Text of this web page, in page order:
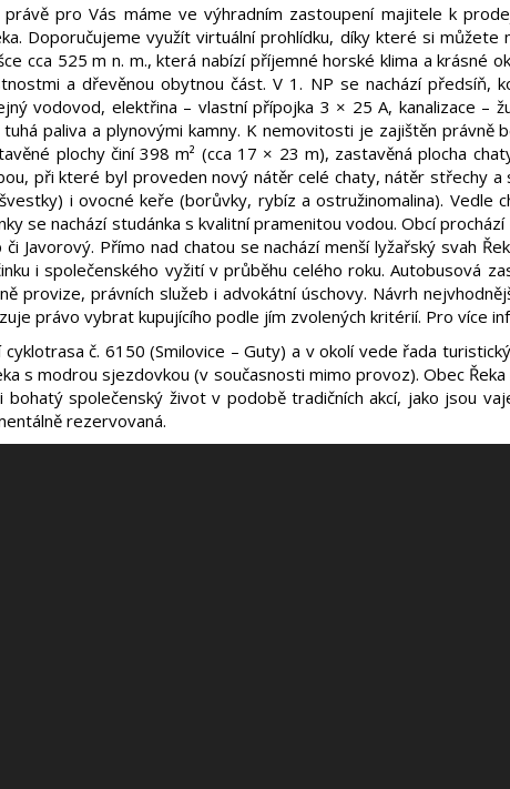
pro Vás máme ve výhradním zastoupení majitele k
Doporučujeme využít virtuální prohlídku, díky které si
cca 525 m n. m., která nabízí příjemné horské klima a krásné
a dřevěnou obytnou část. V 1. NP se nachází předsíň,
vodovod, elektřina – vlastní přípojka 3 × 25 A, kanalizace –
paliva a plynovými kamny. K nemovitosti je zajištěn
plochy činí 398 m² (cca 17 × 23 m), zastavěná plocha
při které byl proveden nový nátěr celé chaty, nátěr střechy
i ovocné keře (borůvky, rybíz a ostružinomalina). Vedle
se nachází studánka s kvalitní pramenitou vodou. Obcí
Javorový. Přímo nad chatou se nachází menší lyžařský svah
i společenského vyžití v průběhu celého roku. Autobusová
provize, právních služeb i advokátní úschovy. Návrh
právo vybrat kupujícího podle jím zvolených kritérií. Pro více
č. 6150 (Smilovice – Guty) a v okolí vede řada
s modrou sjezdovkou (v současnosti mimo provoz). Obec
společenský život v podobě tradičních akcí, jako jsou
rezervovaná.